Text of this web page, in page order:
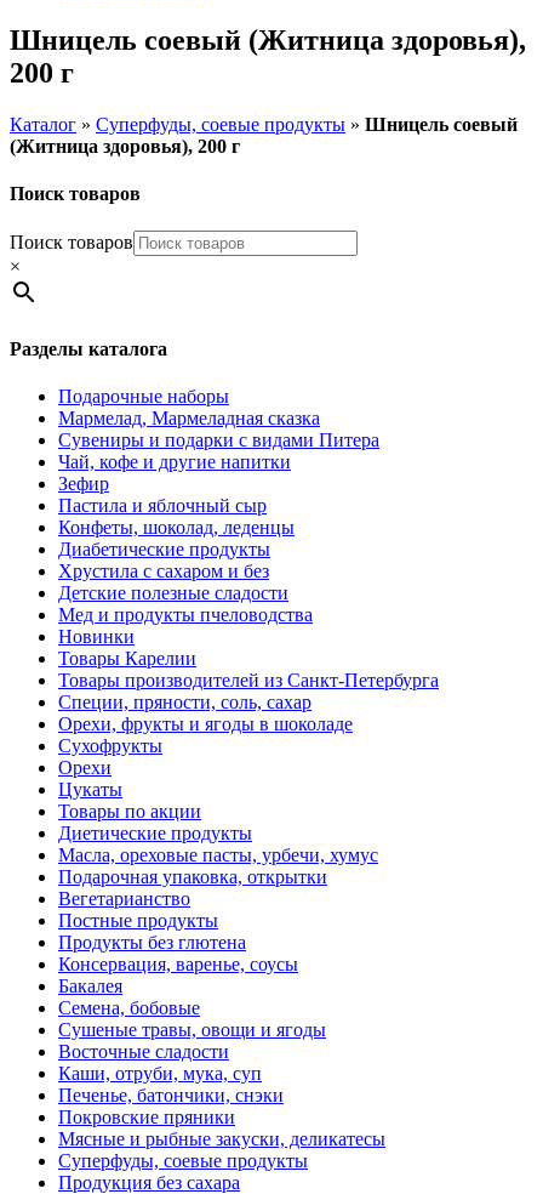
Шницель соевый (Житница здоровья),
200 г
Каталог » Суперфуды, соевые продукты » Шницель соевый
(Житница здоровья), 200 г
Поиск товаров
Поиск товаров
×
Разделы каталога
Подарочные наборы
Мармелад, Мармеладная сказка
Сувениры и подарки с видами Питера
Чай, кофе и другие напитки
Зефир
Пастила и яблочный сыр
Конфеты, шоколад, леденцы
Диабетические продукты
Хрустила с сахаром и без
Детские полезные сладости
Мед и продукты пчеловодства
Новинки
Товары Карелии
Товары производителей из Санкт-Петербурга
Специи, пряности, соль, сахар
Орехи, фрукты и ягоды в шоколаде
Сухофрукты
Орехи
Цукаты
Товары по акции
Диетические продукты
Масла, ореховые пасты, урбечи, хумус
Подарочная упаковка, открытки
Вегетарианство
Постные продукты
Продукты без глютена
Консервация, варенье, соусы
Бакалея
Семена, бобовые
Сушеные травы, овощи и ягоды
Восточные сладости
Каши, отруби, мука, суп
Печенье, батончики, снэки
Покровские пряники
Мясные и рыбные закуски, деликатесы
Суперфуды, соевые продукты
Продукция без сахара